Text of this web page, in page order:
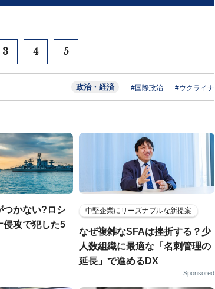
3 4 5
政治・経済 #国際政治 #ウクライナ
つかない?ロシ
侵攻で犯した5
中堅企業にリーズナブルな新提案
なぜ複雑なSFAは挫折する？少
人数組織に最適な「名刺管理の
延長」で進めるDX
Sponsored